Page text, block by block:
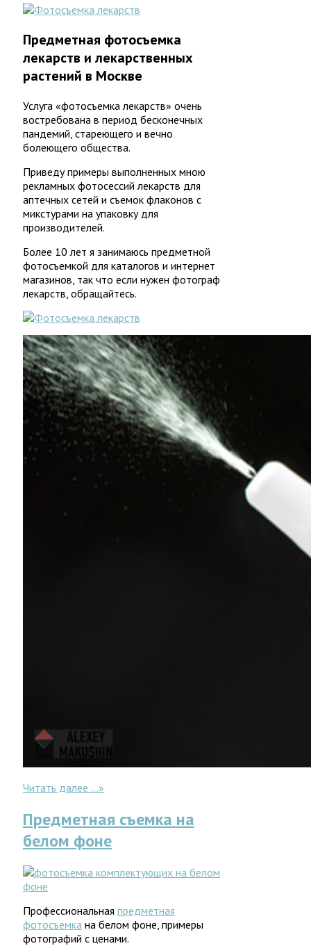
Предметная фотосъемка
лекарств и лекарственных
растений в Москве
Услуга «фотосъемка лекарств» очень
востребована в период бесконечных
пандемий, стареющего и вечно
болеющего общества.
Приведу примеры выполненных мною
рекламных фотосессий лекарств для
аптечных сетей и съемок флаконов с
микстурами на упаковку для
производителей.
Более 10 лет я занимаюсь предметной
фотосъемкой для каталогов и интернет
магазинов, так что если нужен фотограф
лекарств, обращайтесь.
Читать далее ...»
Предметная съемка на
белом фоне
Профессиональная предметная
фотосъемка на белом фоне, примеры
фотографий с ценами.